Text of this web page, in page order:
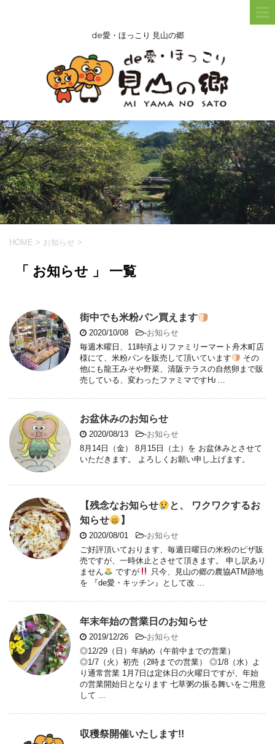
de愛・ほっこり 見山の郷
HOME > お知らせ >
「 お知らせ 」 一覧
街中でも米粉パン買えます
2020/10/08 -お知らせ
毎週木曜日、11時頃よりファミリーマート舟木町店
様にて、米粉パンを販売して頂いています
その
他にも龍王みそや野菜、清阪テラスの自然卵まで販
売している、変わったファミマですǶ ...
お盆休みのお知らせ
2020/08/13 -お知らせ
8月14日（金） 8月15日（土）を お盆休みとさせて
いただきます。 よろしくお願い申し上げます。
【残念なお知らせ
と、 ワクワクするお
知らせ
】
2020/08/01 -お知らせ
ご好評頂いております、毎週日曜日の米粉のピザ販
売ですが、一時休止とさせて頂きます。 申し訳あり
ません
ですが
只今、見山の郷の農協ATM跡地
を 『de愛・キッチン』として改 ...
年末年始の営業日のお知らせ
2019/12/26 -お知らせ
◎12/29（日）年納め（午前中までの営業）
◎1/7（火）初売（2時までの営業） ◎1/8（水）よ
り通常営業 1月7日は定休日の火曜日ですが、年始
の営業開始日となります 七草粥の振る舞いをご用意
して ...
収穫祭開催いたします!!